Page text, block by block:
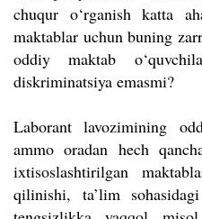
chuqur o‘rganish katta
maktablar uchun buning
oddiy maktab
diskriminatsiya emasmi?
Laborant lavozimining
ammo oradan hech
ixtisoslashtirilgan
qilinishi, ta’lim